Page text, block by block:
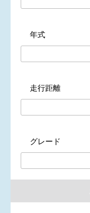
年式
走行距離
グレード